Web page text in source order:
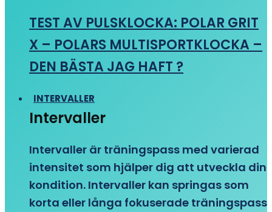
TEST AV PULSKLOCKA: POLAR GRIT
X – POLARS MULTISPORTKLOCKA –
DEN BÄSTA JAG HAFT ?
INTERVALLER
Intervaller
Intervaller är träningspass med varierad
intensitet som hjälper dig att utveckla din
kondition. Intervaller kan springas som
korta eller långa fokuserade träningspass